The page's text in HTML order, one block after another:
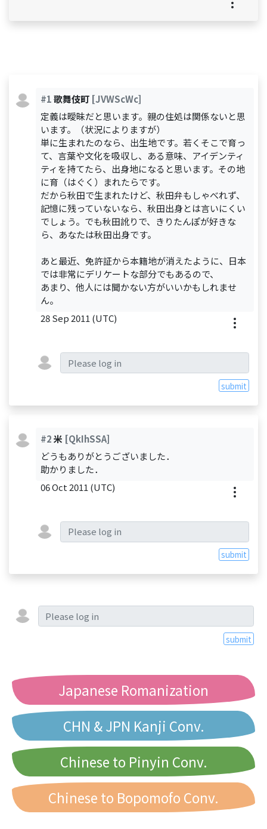
#1歌舞伎町 [JVWScWc]
定義は曖昧だと思います。親の住処は関係ないと思
います。（状況によりますが）
単に生まれたのなら、出生地です。若くそこで育っ
て、言葉や文化を吸収し、ある意味、アイデンティ
ティを持てたら、出身地になると思います。その地
に育（はぐく）まれたらです。
だから秋田で生まれたけど、秋田弁もしゃべれず、
記憶に残っていないなら、秋田出身とは言いにくい
でしょう。でも秋田訛りで、きりたんぽが好きな
ら、あなたは秋田出身です。
あと最近、免許証から本籍地が消えたように、日本
では非常にデリケートな部分でもあるので、
あまり、他人には聞かない方がいいかもしれませ
ん。
28 Sep 2011 (UTC)
submit
#2米 [QkIhSSA]
どうもありがとうございました．
助かりました．
06 Oct 2011 (UTC)
submit
submit
Japanese Romanization
CHN & JPN Kanji Conv.
Chinese to Pinyin Conv.
Chinese to Bopomofo Conv.